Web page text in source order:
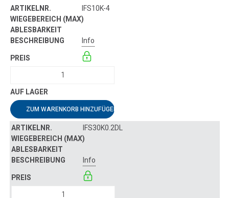
IFS10K-4
Info
ZUM WARENKORB HINZUFÜGEN
IFS30K0.2DL
Info